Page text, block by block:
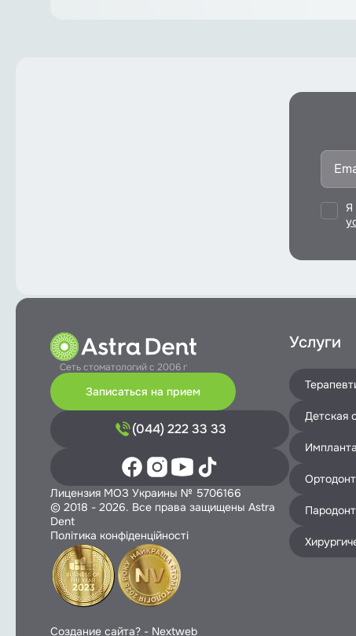
Я
Сеть стоматологий с 2006 г
Записаться на прием
(044) 222 33 33
Лицензия МОЗ Украины № 5706166
© 2018 - 2026. Все права защищены Astra
Dent
Політика конфіденційності
Услуги
Детская
Создание сайта? - Nextweb